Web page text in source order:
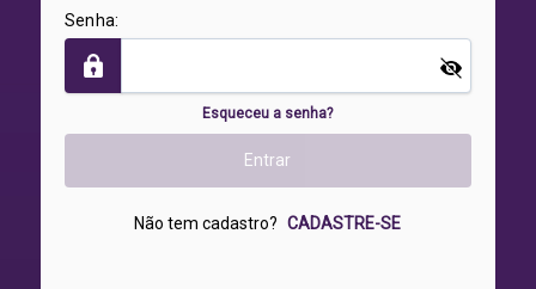
Senha:
Esqueceu a senha?
Não tem cadastro? CADASTRE-SE